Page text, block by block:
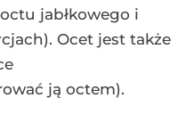
jabłkowego i
Ocet jest także
ją octem).